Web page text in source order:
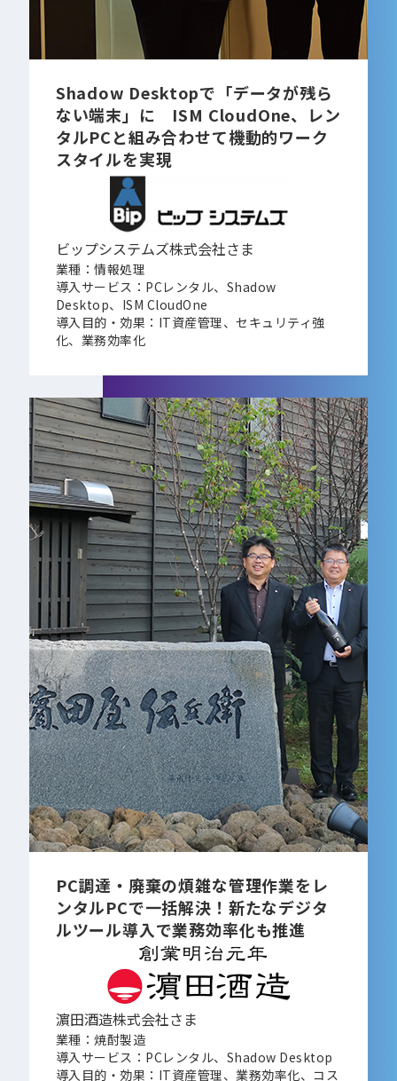
Shadow Desktopで「データが残ら
ない端末」に ISM CloudOne、レン
タルPCと組み合わせて機動的ワーク
スタイルを実現
ビップシステムズ株式会社さま
業種：情報処理
導入サービス：PCレンタル、Shadow
Desktop、ISM CloudOne
導入目的・効果：IT資産管理、セキュリティ強
化、業務効率化
PC調達・廃棄の煩雑な管理作業をレ
ンタルPCで一括解決！新たなデジタ
ルツール導入で業務効率化も推進
濵田酒造株式会社さま
業種：焼酎製造
導入サービス：PCレンタル、Shadow Desktop
導入目的・効果：IT資産管理、業務効率化、コス